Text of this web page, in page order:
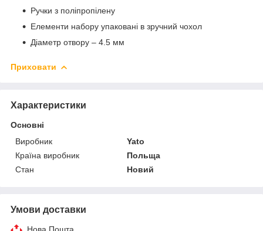
Ручки з поліпропілену
Елементи набору упаковані в зручний чохол
Діаметр отвору – 4.5 мм
Приховати
Характеристики
Основні
Виробник
Yato
Країна виробник
Польща
Стан
Новий
Умови доставки
Нова Пошта